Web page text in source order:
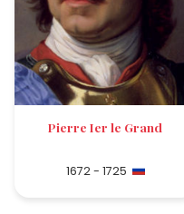
Pierre Ier le Grand
1672 - 1725